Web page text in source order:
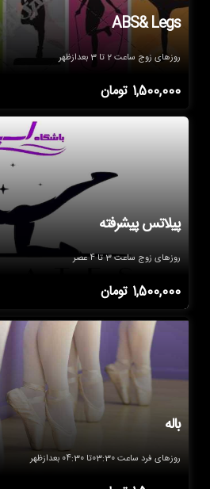
ABS& Legs
روزهای زوج ساعت 2 تا 3 بعدازظهر
1,500,000 تومان
پیلاتس پیشرفته
روزهای زوج ساعت 3 تا 4 عصر
1,500,000 تومان
باله
روزهای فرد ساعت 03:30تا 04:30 بعدازظهر